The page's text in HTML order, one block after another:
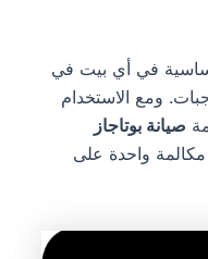
في أي بيت في
ومع الاستخدام
صيانة بوتاجاز
واحدة على